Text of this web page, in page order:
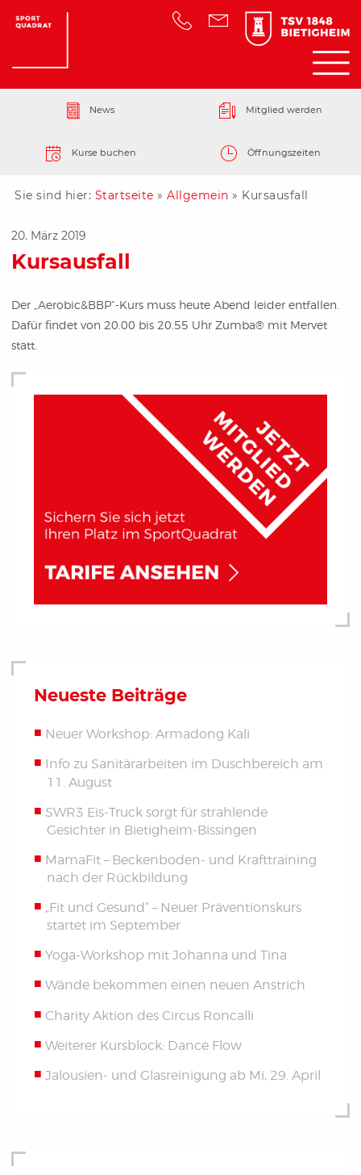
News Mitglied werden
Kurse buchen Öffnungszeiten
Sie sind hier: Startseite » Allgemein » Kursausfall
20. März 2019
Kursausfall
Der „Aerobic&BBP“-Kurs muss heute Abend leider entfallen.
Dafür findet von 20.00 bis 20.55 Uhr Zumba® mit Mervet
statt.
Neueste Beiträge
Neuer Workshop: Armadong Kali
Info zu Sanitärarbeiten im Duschbereich am
11. August
SWR3 Eis-Truck sorgt für strahlende
Gesichter in Bietigheim-Bissingen
MamaFit – Beckenboden- und Krafttraining
nach der Rückbildung
„Fit und Gesund“ – Neuer Präventionskurs
startet im September
Yoga-Workshop mit Johanna und Tina
Wände bekommen einen neuen Anstrich
Charity Aktion des Circus Roncalli
Weiterer Kursblock: Dance Flow
Jalousien- und Glasreinigung ab Mi, 29. April